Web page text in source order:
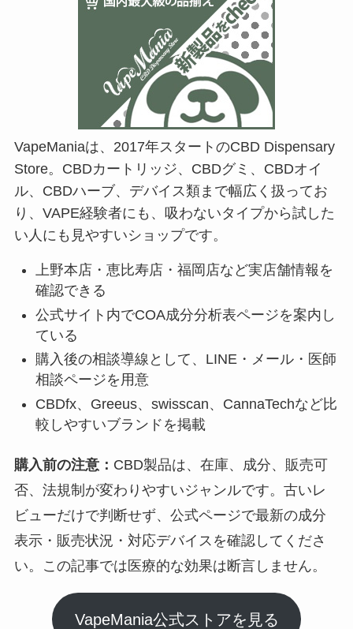
VapeManiaは、2017年スタートのCBD Dispensary
Store。CBDカートリッジ、CBDグミ、CBDオイ
ル、CBDハーブ、デバイス類まで幅広く扱ってお
り、VAPE経験者にも、吸わないタイプから試した
い人にも見やすいショップです。
上野本店・恵比寿店・福岡店など実店舗情報を
確認できる
公式サイト内でCOA成分分析表ページを案内し
ている
購入後の相談導線として、LINE・メール・医師
相談ページを用意
CBDfx、Greeus、swisscan、CannaTechなど比
較しやすいブランドを掲載
購入前の注意： CBD製品は、在庫、成分、販売可
否、法規制が変わりやすいジャンルです。古いレ
ビューだけで判断せず、公式ページで最新の成分
表示・販売状況・対応デバイスを確認してくださ
い。この記事では医療的な効果は断言しません。
VapeMania公式ストアを見る